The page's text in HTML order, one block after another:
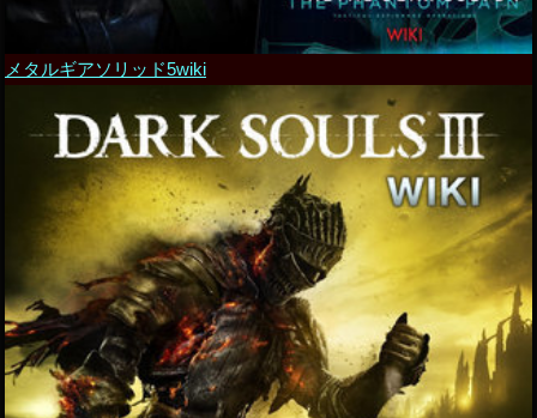
メタルギアソリッド5wiki